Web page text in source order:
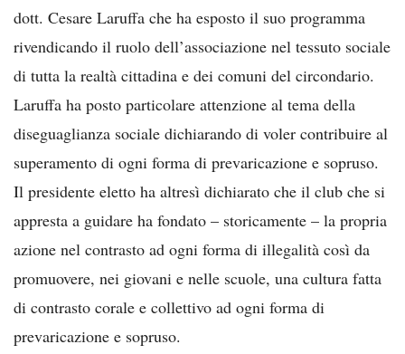
dott. Cesare Laruffa che ha esposto il suo programma
rivendicando il ruolo dell’associazione nel tessuto sociale
di tutta la realtà cittadina e dei comuni del circondario.
Laruffa ha posto particolare attenzione al tema della
diseguaglianza sociale dichiarando di voler contribuire al
superamento di ogni forma di prevaricazione e sopruso.
Il presidente eletto ha altresì dichiarato che il club che si
appresta a guidare ha fondato – storicamente – la propria
azione nel contrasto ad ogni forma di illegalità così da
promuovere, nei giovani e nelle scuole, una cultura fatta
di contrasto corale e collettivo ad ogni forma di
prevaricazione e sopruso.